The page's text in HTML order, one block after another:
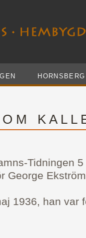
HORNSBERG
M K A L L
Tidningen
George
1936, han var